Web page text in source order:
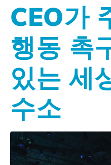
CEO가
행동 촉
있는 세
수소